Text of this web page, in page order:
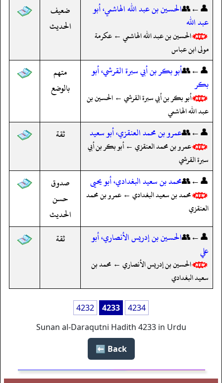
👤←👥الحسين بن عبد الله الهاشمي، أبو
عبد الله
الحسين بن عبد الله الهاشمي ← عكرمة
مولى ابن عباس
ضعيف
الحديث
👤←👥أبو بكر بن أبي سبرة القرشي، أبو
بكر
أبو بكر بن أبي سبرة القرشي ← الحسين بن
عبد الله الهاشمي
متهم
بالوضع
👤←👥عمرو بن محمد العنقزي، أبو سعيد
عمرو بن محمد العنقزي ← أبو بكر بن أبي
سبرة القرشي
ثقة
👤←👥محمد بن سعيد البغدادي، أبو يحيى
محمد بن سعيد البغدادي ← عمرو بن محمد
العنقزي
صدوق
حسن
الحديث
👤←👥الحسين بن إدريس الأنصاري، أبو
علي
الحسين بن إدريس الأنصاري ← محمد بن
سعيد البغدادي
ثقة
4232 4233
4234
Sunan al-Daraqutni Hadith 4233 in Urdu
Back ⬅️